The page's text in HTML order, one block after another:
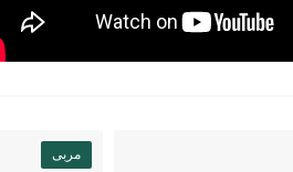
مربى